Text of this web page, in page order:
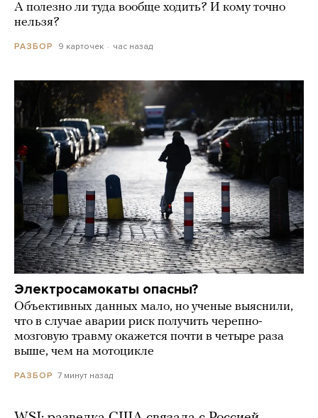
А полезно ли туда вообще ходить? И кому точно
нельзя?
РАЗБОР 9 карточек час назад
Электросамокаты опасны?
Объективных данных мало, но ученые выяснили,
что в случае аварии риск получить черепно-
мозговую травму окажется почти в четыре раза
выше, чем на мотоцикле
РАЗБОР 7 минут назад